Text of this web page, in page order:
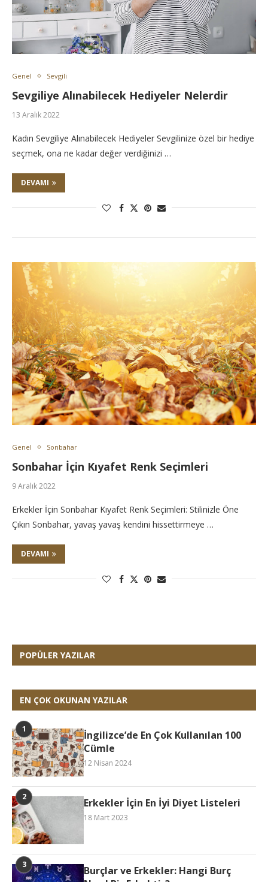
Genel Sevgili
Sevgiliye Alınabilecek Hediyeler Nelerdir
13 Aralık 2022
Kadın Sevgiliye Alınabilecek Hediyeler Sevgilinize özel bir hediye
seçmek, ona ne kadar değer verdiğinizi …
DEVAMI
Genel Sonbahar
Sonbahar İçin Kıyafet Renk Seçimleri
9 Aralık 2022
Erkekler İçin Sonbahar Kıyafet Renk Seçimleri: Stilinizle Öne
Çıkın Sonbahar, yavaş yavaş kendini hissettirmeye …
DEVAMI
POPÜLER YAZILAR
EN ÇOK OKUNAN YAZILAR
İngilizce’de En Çok Kullanılan 100
Cümle
12 Nisan 2024
Erkekler İçin En İyi Diyet Listeleri
18 Mart 2023
Burçlar ve Erkekler: Hangi Burç